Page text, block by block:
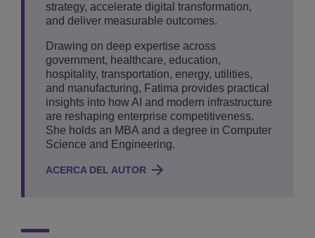
strategy, accelerate digital transformation,
and deliver measurable outcomes.
Drawing on deep expertise across
government, healthcare, education,
hospitality, transportation, energy, utilities,
and manufacturing, Fatima provides practical
insights into how AI and modern infrastructure
are reshaping enterprise competitiveness.
She holds an MBA and a degree in Computer
Science and Engineering.
ACERCA DEL AUTOR